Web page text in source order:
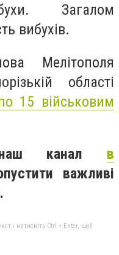
Загалом
вибухів.
Мелітополя
області
15 військовим
наш канал в
важливі
і натисніть Ctrl + Enter, щоб